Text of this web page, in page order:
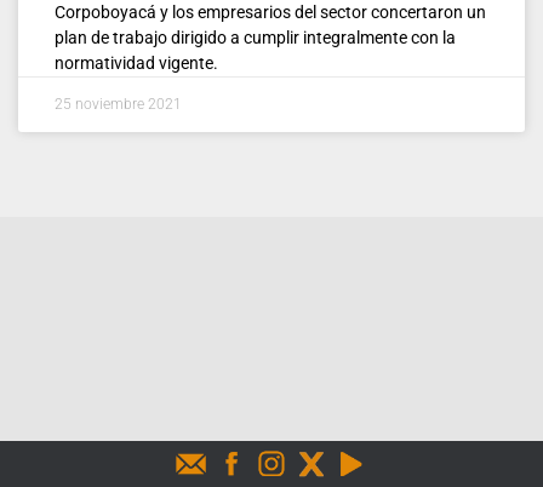
Corpoboyacá y los empresarios del sector concertaron un
plan de trabajo dirigido a cumplir integralmente con la
normatividad vigente.
25 noviembre 2021